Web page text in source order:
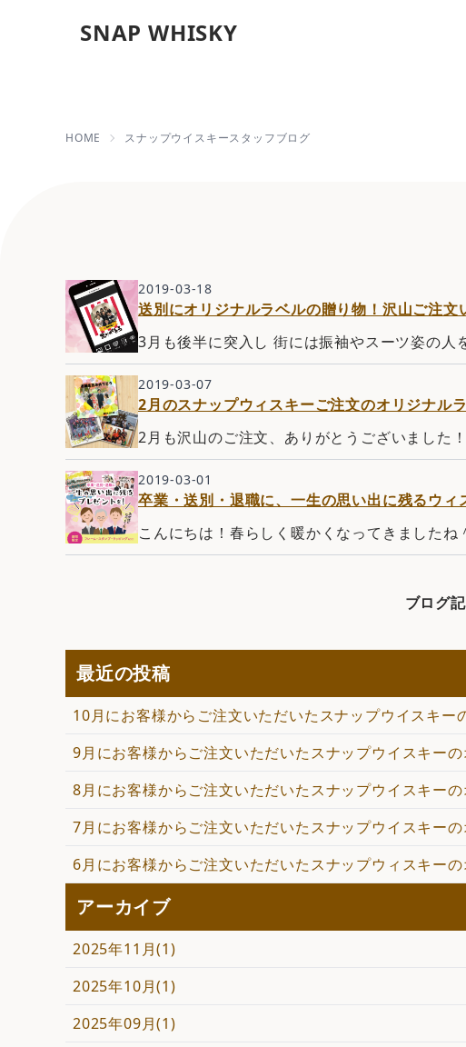
SNAP WHISKY2019年03月の記事一覧 | 【即日
HOME スナップウイスキースタッフブログ
2019-03-18
送別にオリジナルラベルの贈り物！沢山ご注文
3月も後半に突入し 街には振袖やスーツ姿の
2019-03-07
2月のスナップウィスキーご注文のオリジナル
2月も沢山のご注文、ありがとうございました
2019-03-01
卒業・送別・退職に、一生の思い出に残るウ
こんにちは！春らしく暖かくなってきました
ブログ
最近の投稿
10月にお客様からご注文いただいたスナップウイスキー
9月にお客様からご注文いただいたスナップウイスキー
8月にお客様からご注文いただいたスナップウイスキー
7月にお客様からご注文いただいたスナップウイスキー
6月にお客様からご注文いただいたスナップウィスキー
アーカイブ
2025年11月(1)
2025年10月(1)
2025年09月(1)